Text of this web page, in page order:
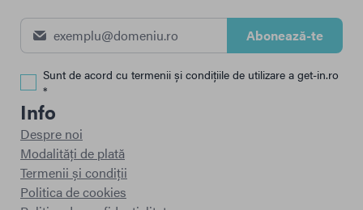
Abonează-te
Sunt de acord cu termenii și condițiile de utilizare a get-in.ro
*
Info
Despre noi
Modalități de plată
Termenii și condiții
Politica de cookies